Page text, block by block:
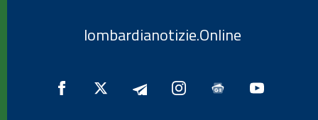
lombardianotizie.Online